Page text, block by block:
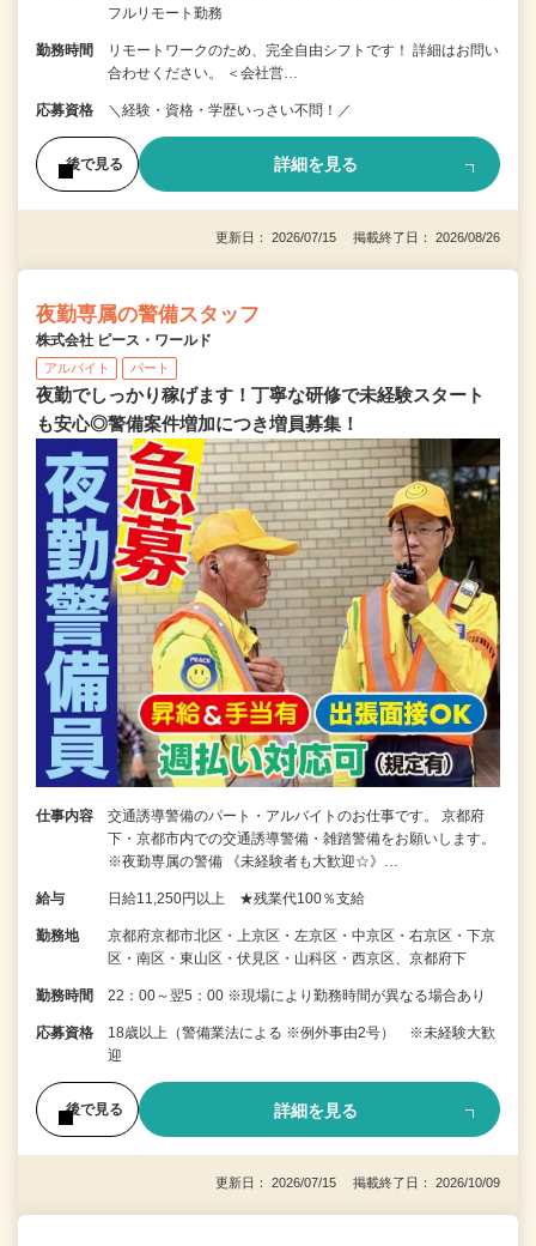
フルリモート勤務
勤務時間
リモートワークのため、完全自由シフトです！ 詳細はお問い
合わせください。 ＜会社営…
応募資格 ＼経験・資格・学歴いっさい不問！／
後で見る 詳細を見る
更新日： 2026/07/15 掲載終了日： 2026/08/26
夜勤専属の警備スタッフ
株式会社 ピース・ワールド
アルバイト パート
夜勤でしっかり稼げます！丁寧な研修で未経験スタート
も安心◎警備案件増加につき増員募集！
仕事内容
交通誘導警備のパート・アルバイトのお仕事です。 京都府
下・京都市内での交通誘導警備・雑踏警備をお願いします。
※夜勤専属の警備 《未経験者も大歓迎☆》…
給与 日給11,250円以上 ★残業代100％支給
勤務地
京都府京都市北区・上京区・左京区・中京区・右京区・下京
区・南区・東山区・伏見区・山科区・西京区、京都府下
勤務時間 22：00～翌5：00 ※現場により勤務時間が異なる場合あり
応募資格
18歳以上（警備業法による ※例外事由2号） ※未経験大歓
迎
後で見る 詳細を見る
更新日： 2026/07/15 掲載終了日： 2026/10/09